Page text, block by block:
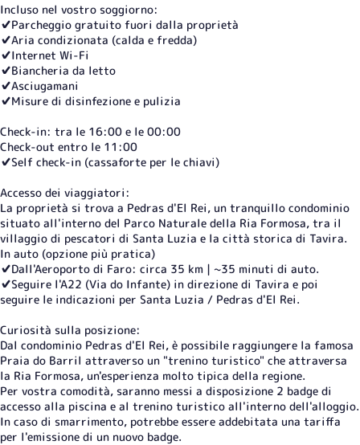
Incluso nel vostro soggiorno:
✔️Parcheggio gratuito fuori dalla proprietà
✔️Aria condizionata (calda e fredda)
✔️Internet Wi-Fi
✔️Biancheria da letto
✔️Asciugamani
✔️Misure di disinfezione e pulizia
Check-in: tra le 16:00 e le 00:00
Check-out entro le 11:00
✔️Self check-in (cassaforte per le chiavi)
Accesso dei viaggiatori:
La proprietà si trova a Pedras d'El Rei, un tranquillo condominio
situato all'interno del Parco Naturale della Ria Formosa, tra il
villaggio di pescatori di Santa Luzia e la città storica di Tavira.
In auto (opzione più pratica)
✔️Dall'Aeroporto di Faro: circa 35 km | ~35 minuti di auto.
✔️Seguire l'A22 (Via do Infante) in direzione di Tavira e poi
seguire le indicazioni per Santa Luzia / Pedras d'El Rei.
Curiosità sulla posizione:
Dal condominio Pedras d'El Rei, è possibile raggiungere la famosa
Praia do Barril attraverso un "trenino turistico" che attraversa
la Ria Formosa, un'esperienza molto tipica della regione.
Per vostra comodità, saranno messi a disposizione 2 badge di
accesso alla piscina e al trenino turistico all'interno dell'alloggio.
In caso di smarrimento, potrebbe essere addebitata una tariffa
per l'emissione di un nuovo badge.